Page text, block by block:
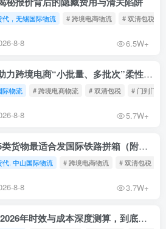
代，无锡国际物流 # 跨境电商物流 # 双清包税
8-8 6.5W+
告别高库存！铁路拼箱助力跨境电商“小批量、多批次”柔性补货
际物流 # 跨境电商物流 # 双清包税 # 门到门物
8-8 5.7W+
去欧洲散货走铁路？这5类货物最适合发国际铁路拼箱（附禁运清单）
代. 中山国际物流 # 跨境电商物流 # 双清包税
8-8 3.7W+
铁路拼箱VS海运整柜：2026年时效与成本深度测算，到底能省多少钱？